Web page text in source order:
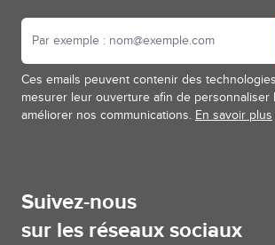
Ces emails peuvent contenir des
mesurer leur ouverture afin de personnaliser
améliorer nos communications. En savoir plus
Suivez-nous
sur les réseaux sociaux